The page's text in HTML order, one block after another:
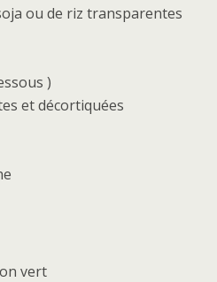
ou de riz transparentes
)
et décortiquées
vert